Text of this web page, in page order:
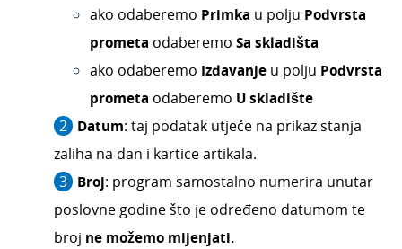
Vođenje zaliha po serijama (serijski brojevi)
Vrednovanje zaliha
Unos normativa
Prekid obrade zaliha
Kod unosa primke ne mogu naći artikl koji sam
unio u šifrarnik
Automatsko razduženje zaliha na osnovu
izlaznog računa
Razduženje zaliha iz izlaznog računa na temelju
normativa artikla
ako odaberemo Primka u polju Podvrsta
prometa odaberemo Sa skladišta
ako odaberemo Izdavanje u polju Podvrsta
prometa odaberemo U skladište
Datum: taj podatak utječe na prikaz stanja
zaliha na dan i kartice artikala.
Broj: program samostalno numerira unutar
poslovne godine što je određeno datumom te
broj ne možemo mijenjati.